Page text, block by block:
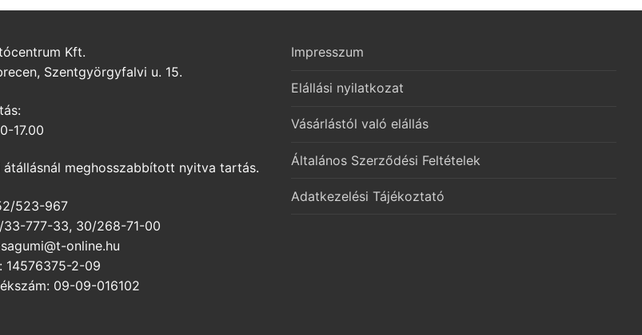
Kft.
Szentgyörgyfalvi u. 15.
17.00
átállásnál meghosszabbított nyitva tartás.
523-967
33-777-33, 30/268-71-00
online.hu
14576375-2-09
09-09-016102
Impresszum
Elállási nyilatkozat
Vásárlástól való elállás
Általános Szerződési Feltételek
Adatkezelési Tájékoztató